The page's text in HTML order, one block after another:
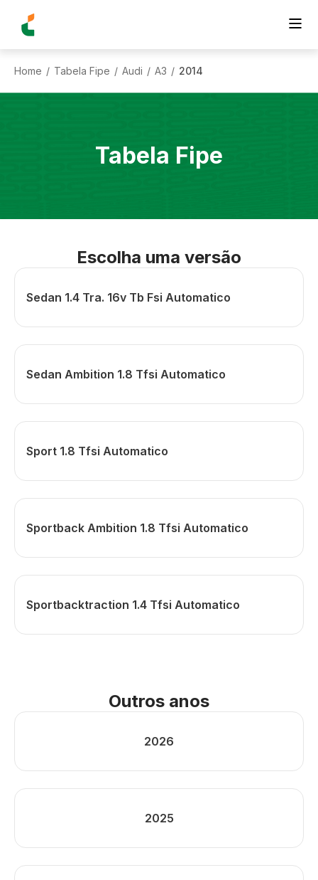
Home / Tabela Fipe / Audi / A3 / 2014
Tabela Fipe
Escolha uma versão
Sedan 1.4 Tra. 16v Tb Fsi Automatico
Sedan Ambition 1.8 Tfsi Automatico
Sport 1.8 Tfsi Automatico
Sportback Ambition 1.8 Tfsi Automatico
Sportbacktraction 1.4 Tfsi Automatico
Outros anos
2026
2025